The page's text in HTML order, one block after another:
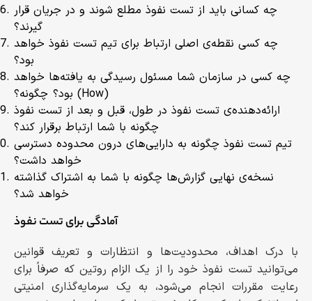
چه کسانی باید از تست نفوذ مطلع شوند و در جریان قرار
چه کسی نقطه‌ی اصلی ارتباط برای تیم تست نفوذ خواهد
چه کسی در سازمان شما مسئول رسیدگی به یافته‌ها خواهد
بود؟ چگونه؟ (How)
ارائه‌دهنده‌ی تست نفوذ در طول، قبل و بعد از تست نفوذ
تیم تست نفوذ چگونه به دارایی‌های درون محدوده دسترسی
نسخه‌ی نهایی گزارش‌ها چگونه با شما به اشتراک گذاشته
آمادگی برای تست نفوذ
با درک اهداف، محدودیت‌ها و انتظارات و تعریف قوانین
می‌توانید تست نفوذ خود را از یک الزام روتین که صرفاً برای
رعایت مقررات انجام می‌شود، به یک سرمایه‌گذاری امنیتی